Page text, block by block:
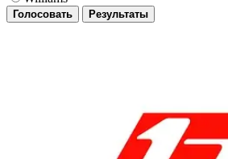
Голосовать Результаты